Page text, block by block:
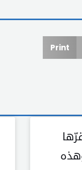
Print